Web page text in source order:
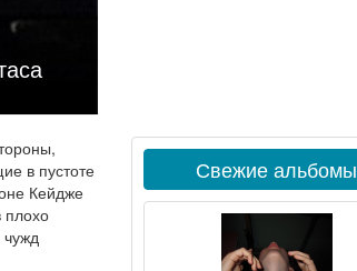
в пустоте
Кейдже
плохо
Свежие альбомы